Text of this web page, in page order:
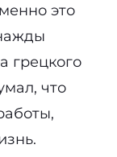
это
грецкого
что